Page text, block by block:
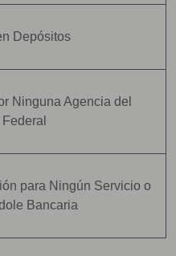
Depósitos
Ninguna Agencia del
para Ningún Servicio o
Bancaria